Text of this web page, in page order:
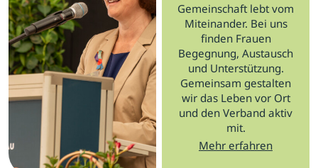
Gemeinschaft lebt vom
Miteinander. Bei uns
finden Frauen
Begegnung, Austausch
und Unterstützung.
Gemeinsam gestalten
wir das Leben vor Ort
und den Verband aktiv
mit.
Mehr erfahren